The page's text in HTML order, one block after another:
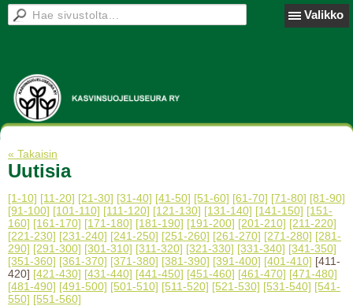
Valikko
« Takaisin
Uutisia
[1-10] [11-20] [21-30] [31-40] [41-50] [51-60] [61-70] [71-80] [81-90]
[91-100] [101-110] [111-120] [121-130] [131-140] [141-150] [151-
160] [161-170] [171-180] [181-190] [191-200] [201-210] [211-220]
[221-230] [231-240] [241-250] [251-260] [261-270] [271-280] [281-
290] [291-300] [301-310] [311-320] [321-330] [331-340] [341-350]
[351-360] [361-370] [371-380] [381-390] [391-400] [401-410] [411-
420] [421-430] [431-440] [441-450] [451-460] [461-470] [471-480]
[481-490] [491-500] [501-510] [511-520] [521-530] [531-540] [541-
550] [551-560]